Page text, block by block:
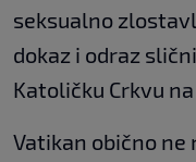
seksualno
dokaz i odraz
Katoličku Crkvu
Vatikan obično